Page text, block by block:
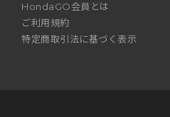
HondaGO会員とは
ご利用規約
特定商取引法に基づく表示